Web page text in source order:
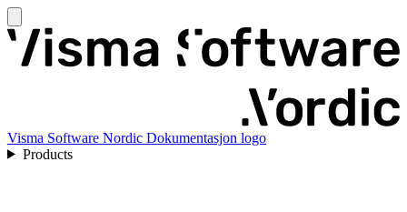
Visma Software Nordic Dokumentasjon logo
Products